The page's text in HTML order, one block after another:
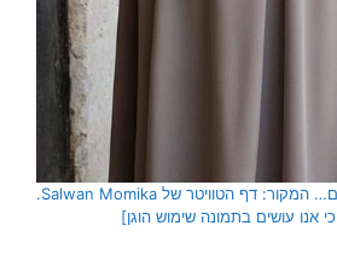
[בתמונה: יאללה מתפוצצים… המקור: דף הטוויטר של Salwan Momika.
אנו עושים בתמונה שימוש הוגן]